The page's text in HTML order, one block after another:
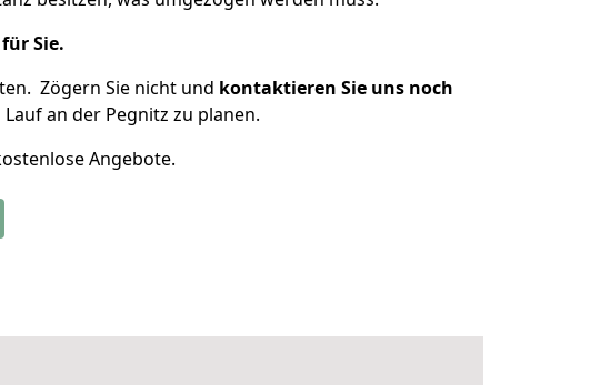
Sie.
Zögern Sie nicht und kontaktieren Sie uns noch
an der Pegnitz zu planen.
Angebote.